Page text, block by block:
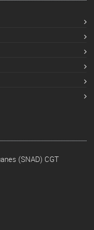
(SNAD) CGT